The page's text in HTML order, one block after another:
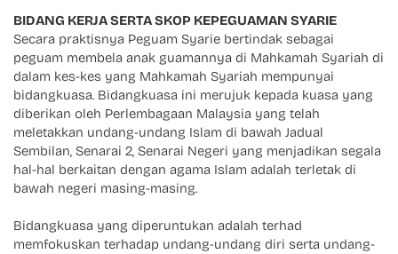
BIDANG KERJA SERTA SKOP KEPEGUAMAN SYARIE
Secara praktisnya Peguam Syarie bertindak sebagai
peguam membela anak guamannya di Mahkamah Syariah di
dalam kes-kes yang Mahkamah Syariah mempunyai
bidangkuasa. Bidangkuasa ini merujuk kepada kuasa yang
diberikan oleh Perlembagaan Malaysia yang telah
meletakkan undang-undang Islam di bawah Jadual
Sembilan, Senarai 2, Senarai Negeri yang menjadikan segala
hal-hal berkaitan dengan agama Islam adalah terletak di
bawah negeri masing-masing.
Bidangkuasa yang diperuntukan adalah terhad
memfokuskan terhadap undang-undang diri serta undang-